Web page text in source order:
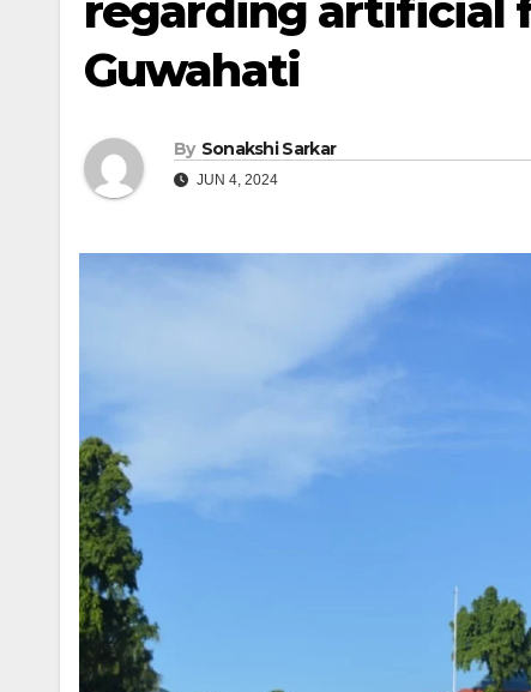
Guwahati
By Sonakshi Sarkar
JUN 4, 2024